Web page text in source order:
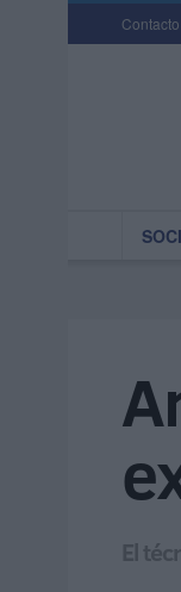
Contacto
El